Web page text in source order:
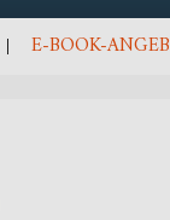
E-BOOK-